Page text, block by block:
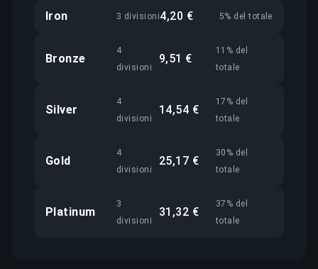
Iron 3 divisioni4,20 € 5% del totale
Bronze
4
divisioni
9,51 €
11% del
totale
Silver
4
divisioni
14,54 €
17% del
totale
Gold
4
divisioni
25,17 €
30% del
totale
Platinum
3
divisioni
31,32 €
37% del
totale